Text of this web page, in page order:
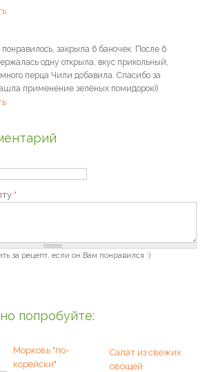
закрыла 6 баночек. После 6
одну открыла, вкус прикольный,
перца Чили добавила. Спасибо за
применение зелёных помидорок))
*
за рецепт, если он Вам понравился :)
попробуйте:
Морковь "по-
корейски"
Салат из свежих
овощей